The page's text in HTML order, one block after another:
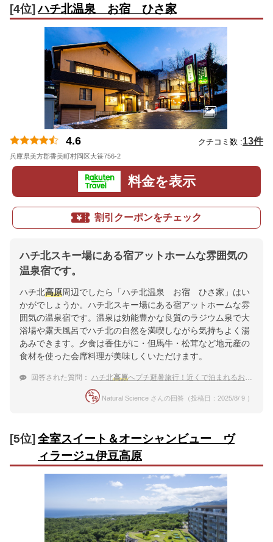
[4位]ハチ北温泉 お宿 ひさ家
4.6 クチコミ数 :13件
兵庫県美方郡香美町村岡区大笹756-2
料金を表示
割引クーポンをチェック
ハチ北スキー場にある宿アットホームな雰囲気の
温泉宿です。
ハチ北高原周辺でしたら「ハチ北温泉 お宿 ひさ家」はい
かがでしょうか。ハチ北スキー場にある宿アットホームな雰
囲気の温泉宿です。温泉は効能豊かな良質のラジウム泉で大
浴場や露天風呂でハチ北の自然を満喫しながら気持ちよく湯
あみできます。夕食は香住がに・但馬牛・松茸など地元産の
食材を使った会席料理が美味しくいただけます。
回答された質問： ハチ北高原へプチ避暑旅行！近くで泊まれるおすすめの温泉宿
Natural Science さんの回答（投稿日：2025/8/ 9 ）
[5位] 全室スイート＆オーシャンビュー ヴ
ィラージュ伊豆高原